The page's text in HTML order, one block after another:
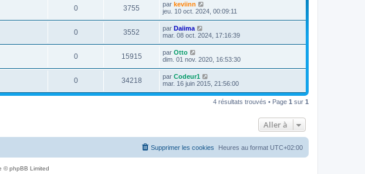
0 3755 par keviinn
jeu. 10 oct. 2024, 00:09:11
0 3552 par Daiima
mar. 08 oct. 2024, 17:16:39
0 15915 par Otto
dim. 01 nov. 2020, 16:53:30
0 34218 par Codeur1
mar. 16 juin 2015, 21:56:00
4 résultats trouvés • Page 1 sur 1
Aller à
Heures au format UTC+02:00
Supprimer les cookies
© phpBB Limited